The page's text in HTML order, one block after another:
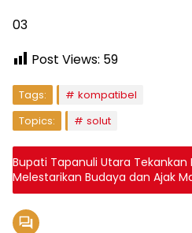
03
Post Views: 59
Tags:
kompatibel
Topics:
solut
Bupati Tapanuli Utara Tekankan
Melestarikan Budaya dan Ajak Masyarakat Wujudkan
Tapanuli Utara Maju Berbudaya